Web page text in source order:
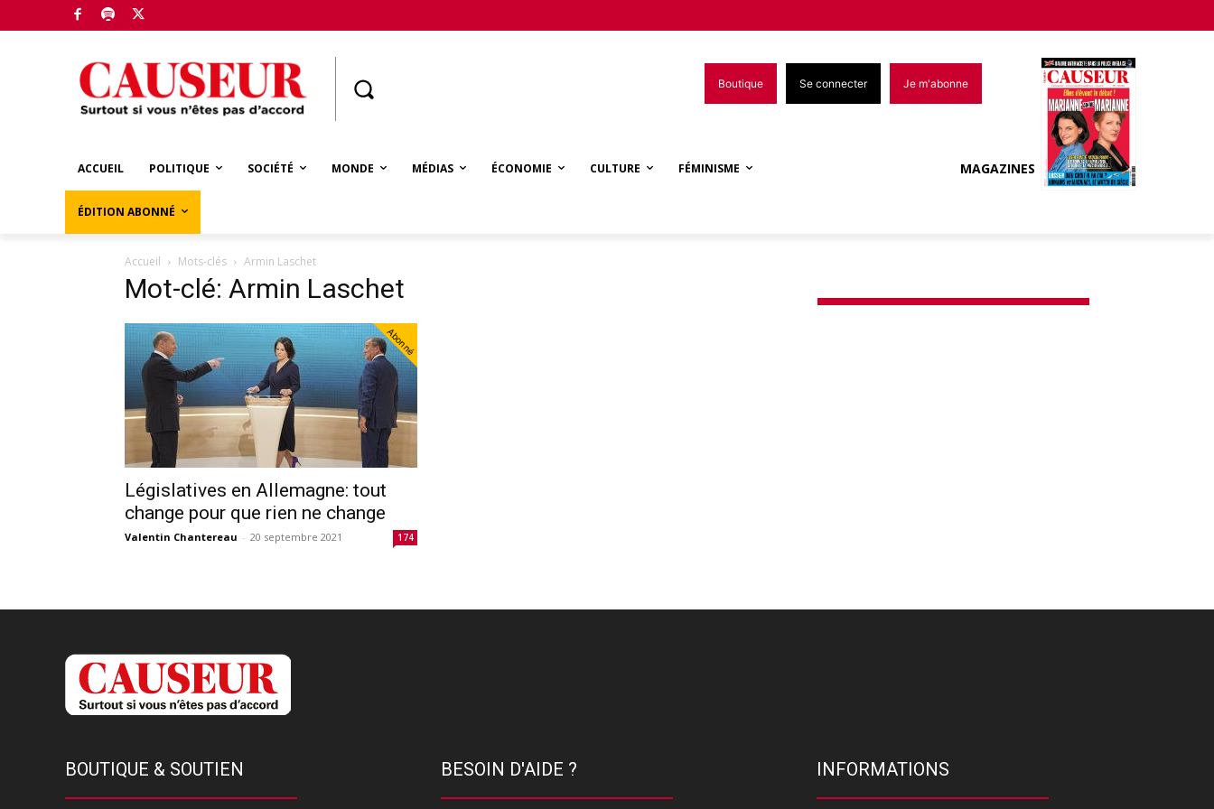
Boutique Se connecter Je m'abonne
ACCUEIL POLITIQUE SOCIÉTÉ MONDE MÉDIAS ÉCONOMIE CULTURE FÉMINISME
ÉDITION ABONNÉ
MAGAZINES
Accueil Mots-clés Armin Laschet
Mot-clé: Armin Laschet
Abonné
Législatives en Allemagne: tout
change pour que rien ne change
Valentin Chantereau - 20 septembre 2021 174
BOUTIQUE & SOUTIEN BESOIN D'AIDE ? INFORMATIONS